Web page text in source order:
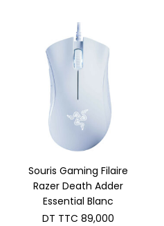
Souris Gaming Filaire
Razer Death Adder
Essential Blanc
DT TTC 89,000